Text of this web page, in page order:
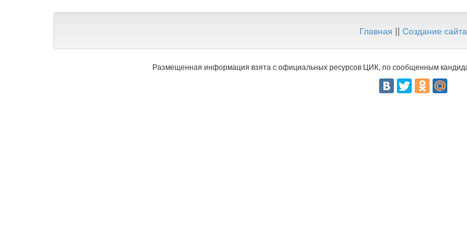
Главная || Создание сайта
Размещенная информация взята с официальных ресурсов ЦИК, по сообщенным